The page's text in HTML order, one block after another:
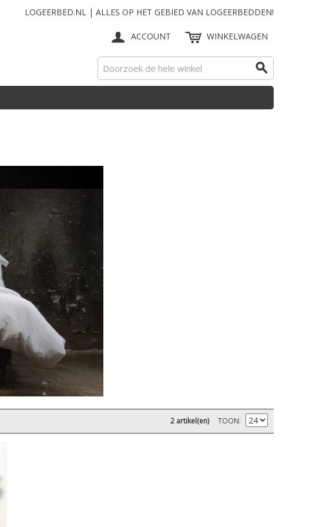
LOGEERBED.NL | ALLES OP HET GEBIED VAN LOGEERBEDDEN!
ACCOUNT WINKELWAGEN
2 artikel(en) TOON